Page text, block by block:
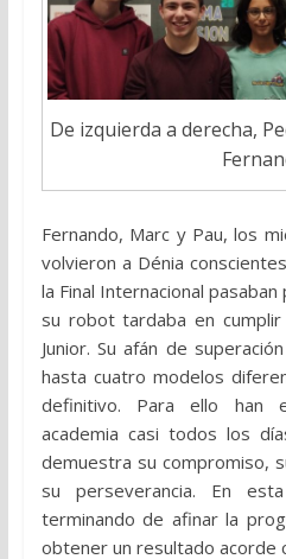
De izquierda a derecha,
Fernando, Marc y Pau, los
volvieron a Dénia
la Final Internacional
su robot tardaba en
Junior. Su afán de
hasta cuatro modelos
definitivo. Para ello han
academia casi todos los
demuestra su compromiso,
su perseverancia. En
terminando de afinar la
obtener un resultado acorde